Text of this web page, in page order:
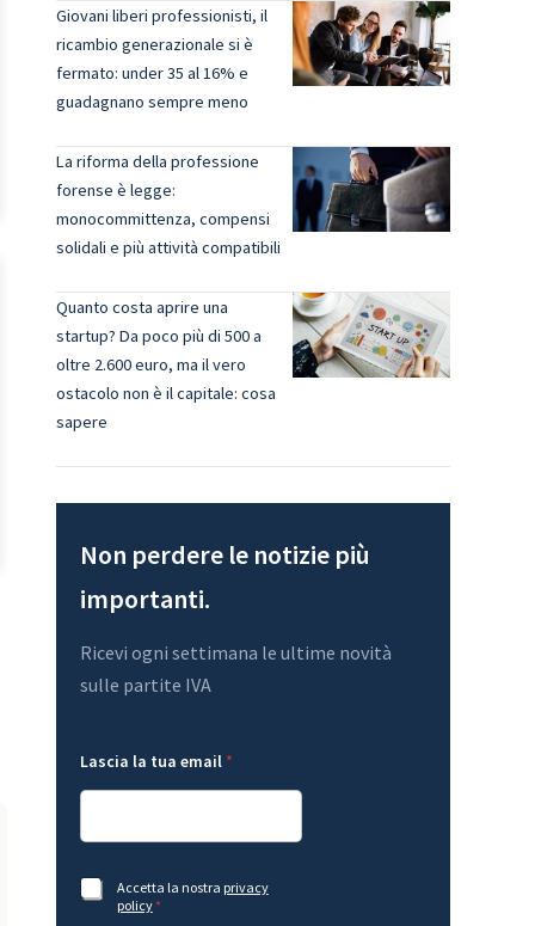
Giovani liberi professionisti, il
ricambio generazionale si è
fermato: under 35 al 16% e
guadagnano sempre meno
La riforma della professione
forense è legge:
monocommittenza, compensi
solidali e più attività compatibili
Quanto costa aprire una
startup? Da poco più di 500 a
oltre 2.600 euro, ma il vero
ostacolo non è il capitale: cosa
sapere
Non perdere le notizie più
importanti.
Ricevi ogni settimana le ultime novità
sulle partite IVA
a
o
t
e
a
a
a
s
Lascia la tua email *
A
c
Accetta la nostra privacy
policy*